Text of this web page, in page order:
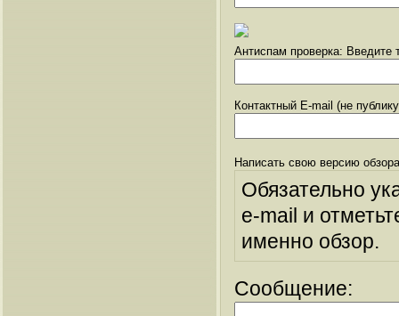
Антиспам проверка: Введите
Контактный E-mail (не
Написать свою версию
Обязательно
e-mail и
именно обзор.
Сообщение: